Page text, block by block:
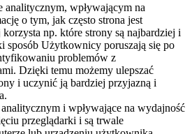
analitycznym, wpływającym na
o tym, jak często strona jest
np. które strony są najbardziej i
sposób Użytkownicy poruszają się po
problemów z
Dzięki temu możemy ulepszać
i uczynić ją bardziej przyjazną i
i wpływające na wydajność
przeglądarki i są trwale